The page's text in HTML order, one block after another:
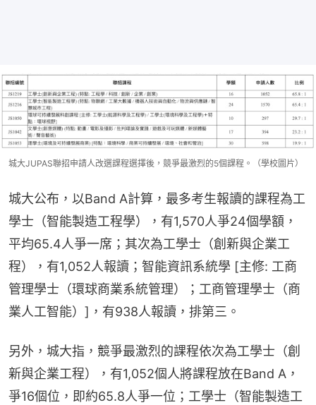
城大JUPAS聯招申請人改選課程選擇後，競爭最激烈的5個課程。（學校圖片）
城大公布，以Band A計算，最多考生報讀的課程為工
學士（智能製造工程學），有1,570人爭24個學額，
平均65.4人爭一席；其次為工學士（創新與企業工
程），有1,052人報讀；智能資訊系統學 [主修: 工商
管理學士（環球商業系統管理）；工商管理學士（商
業人工智能）]，有938人報讀，排第三。
另外，城大指，競爭最激烈的課程依次為工學士（創
新與企業工程），有1,052個人將課程放在Band A，
爭16個位，即約65.8人爭一位；工學士（智能製造工